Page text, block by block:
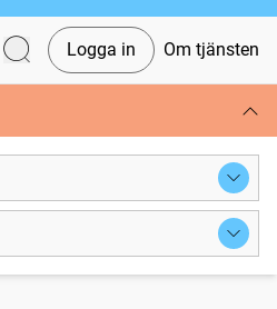
Logga in Om tjänsten